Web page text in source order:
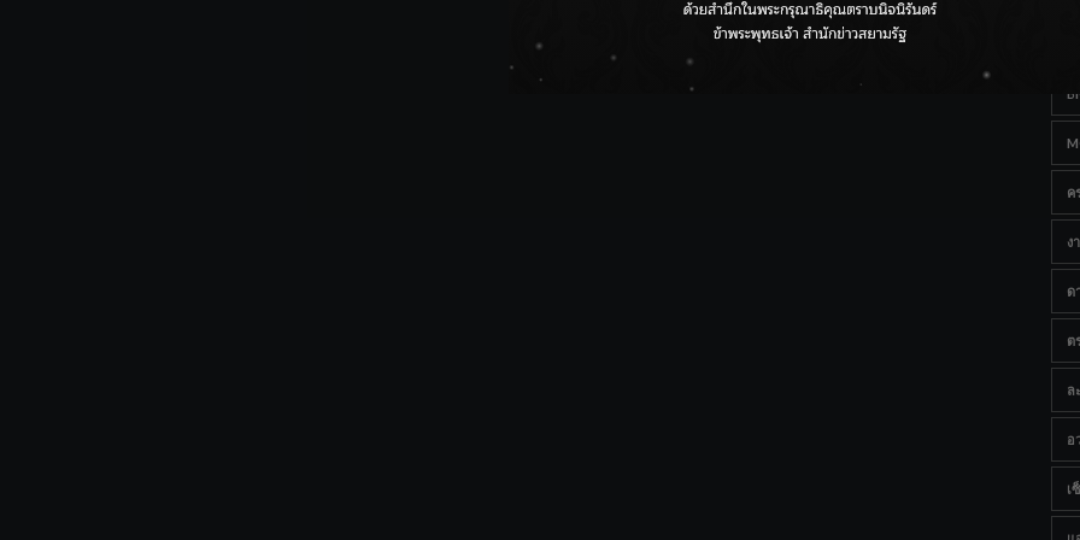
กรมชลฯ เกาะติดฝนทั่วประเทศ เตรียมเครื่องจักรรับมือน้ำ
ค
ง
ด
ต
ล
อ
เ